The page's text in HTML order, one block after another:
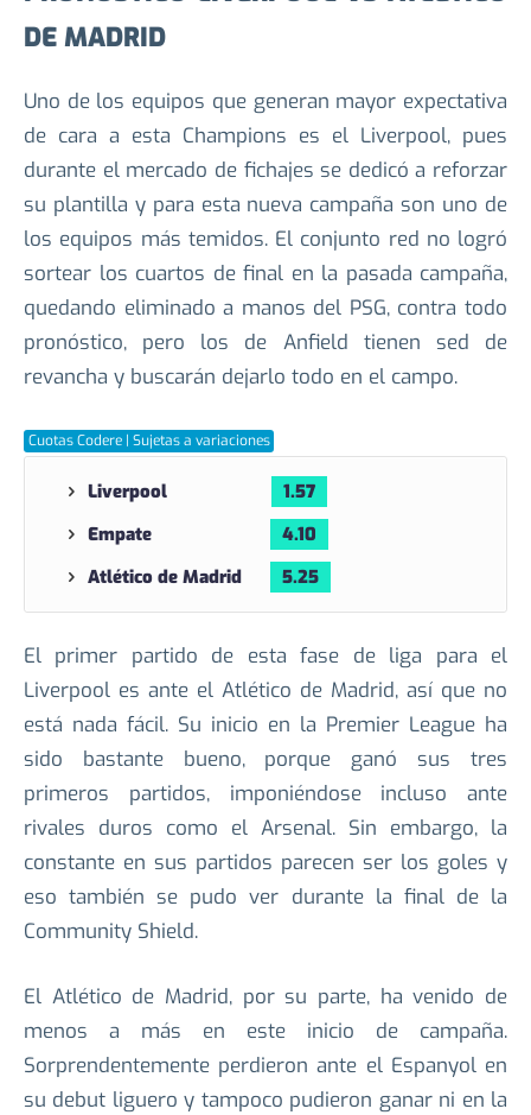
PRONÓSTICO LIVERPOOL VS ATLÉTICO
DE MADRID
Uno de los equipos que generan mayor expectativa
de cara a esta Champions es el Liverpool, pues
durante el mercado de fichajes se dedicó a reforzar
su plantilla y para esta nueva campaña son uno de
los equipos más temidos. El conjunto red no logró
quedando eliminado a manos del PSG, contra todo
pronóstico, pero los de Anfield tienen sed de
revancha y buscarán dejarlo todo en el campo.
Cuotas Codere | Sujetas a variaciones
Empate
Atlético de Madrid
5.25
El primer partido de esta fase de liga para el
Liverpool es ante el Atlético de Madrid, así que no
está nada fácil. Su inicio en la Premier League ha
sido bastante bueno, porque ganó sus tres
primeros partidos, imponiéndose incluso ante
constante en sus partidos parecen ser los goles y
eso también se pudo ver durante la final de la
Community Shield.